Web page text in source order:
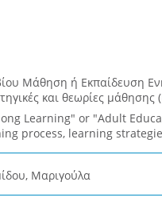
Μάθηση ή Εκπαίδευση
και θεωρίες μάθησης
Learning" or "Adult
process, learning
Μαριγούλα